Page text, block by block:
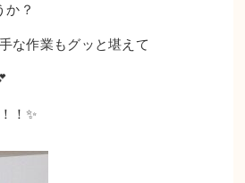
か？
な作業もグッと堪えて
！✨